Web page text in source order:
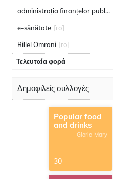
administrația finanțelor publice
e-sănătate [ro]
Billel Omrani [ro]
Τελευταία φορά
Δημοφιλείς συλλογές
Popular food
and drinks
-Gloria Mary
30